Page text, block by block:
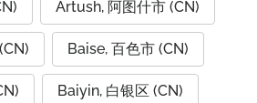
Artush, 阿图什市 (CN)
Baise, 百色市 (CN)
Baiyin, 白银区 (CN)